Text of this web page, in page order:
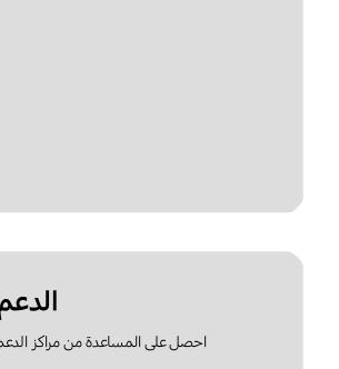
احصل على المساعدة من مراكز